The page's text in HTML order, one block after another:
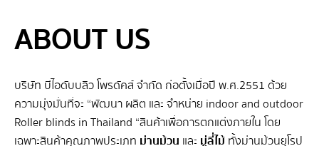
ABOUT US
บริษัท บีไอดับบลิว โพรดัคส์ จำกัด ก่อตั้งเมื่อปี พ.ศ.2551 ด้วย
ความมุ่งมั่นที่จะ “พัฒนา ผลิต และ จําหน่าย indoor and outdoor
Roller blinds in Thailand “สินค้าเพื่อการตกแต่งภายใน โดย
เฉพาะสินค้าคุณภาพประเภท ม่านม้วน และ มู่ลี่ไม้ทั้งม่านม้วนยุโรป